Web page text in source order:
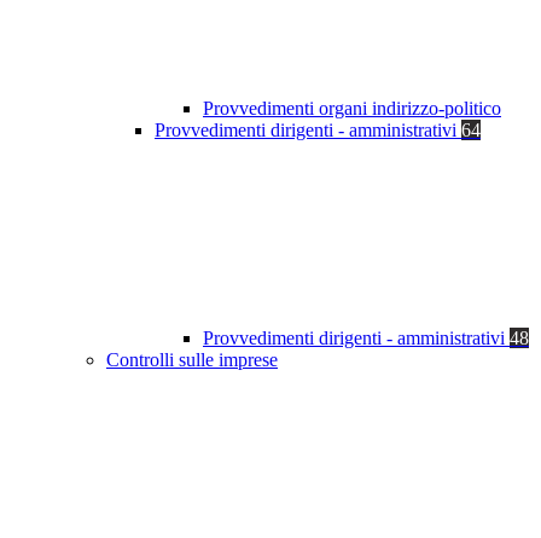
Provvedimenti organi indirizzo-politico
Provvedimenti dirigenti - amministrativi 64
Provvedimenti dirigenti - amministrativi 48
Controlli sulle imprese